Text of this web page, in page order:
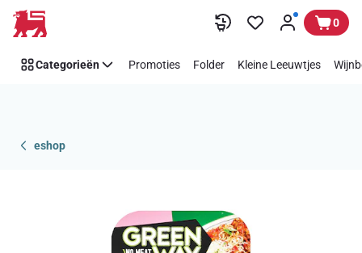
Overslaan 0
Categorieën Promoties Folder Kleine Leeuwtjes
eshop